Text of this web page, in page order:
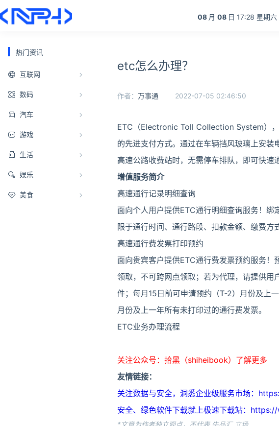
08 月 08 日 17:28 星期六
热门资讯
互联网
数码
汽车
游戏
生活
娱乐
美食
etc怎么办理？
作者： 万事通 2022-07-05 02:46:50
ETC（Electronic Toll Collection System）
的先进支付方式。通过在车辆挡风玻璃上安
高速公路收费站时，无需停车排队，即可快速
增值服务简介
高速通行记录明细查询
面向个人用户提供ETC通行明细查询服务！
限于通行时间、通行路段、扣款金额、缴费方
高速通行费发票打印预约
面向贵宾客户提供ETC通行费发票预约服务
领取，不可跨网点领取；若为代理，请提供
件；每月15日前可申请预约（T-2）月份及上
月份及上一年所有未打印过的通行费发票。
ETC业务办理流程
关注公众号：拾黑（shiheibook）了解更多
友情链接：
关注数据与安全，洞悉企业级服务市场：
安全、绿色软件下载就上极速下载站：
*文章为作者独立观点，不代表 牛品汇 立场